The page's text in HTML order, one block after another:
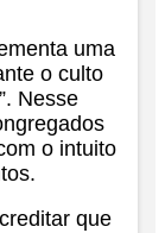
uma
o culto
Nesse
o intuito
que